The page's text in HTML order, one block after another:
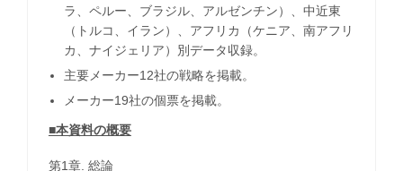
ラ、ペルー、ブラジル、アルゼンチン）、中近東
（トルコ、イラン）、アフリカ（ケニア、南アフリ
カ、ナイジェリア）別データ収録。
主要メーカー12社の戦略を掲載。
メーカー19社の個票を掲載。
■本資料の概要
第1章. 総論